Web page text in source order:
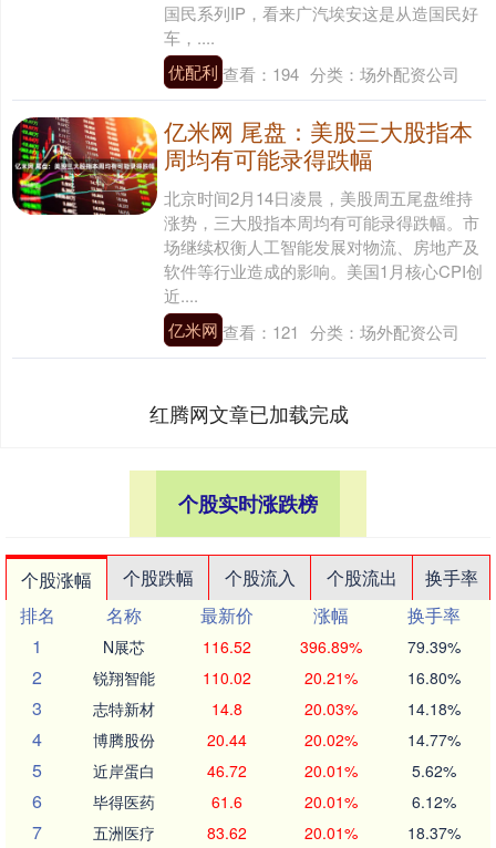
国民系列IP，看来广汽埃安这是从造国民好
车，....
优配利 查看： 194 分类： 场外配资公司
亿米网 尾盘：美股三大股指本
周均有可能录得跌幅
北京时间2月14日凌晨，美股周五尾盘维持
涨势，三大股指本周均有可能录得跌幅。市
场继续权衡人工智能发展对物流、房地产及
软件等行业造成的影响。美国1月核心CPI创
近....
亿米网 查看： 121 分类： 场外配资公司
红腾网文章已加载完成
个股实时涨跌榜
个股涨幅 个股跌幅 个股流入 个股流出
换手率
排名
名称 最新价 涨幅
换手率
1
N展芯 116.52 396.89% 79.39%
2 锐翔智能 110.02 20.21% 16.80%
3 志特新材 14.8 20.03% 14.18%
4 博腾股份 20.44 20.02% 14.77%
5 近岸蛋白 46.72 20.01% 5.62%
6 毕得医药 61.6 20.01% 6.12%
7 五洲医疗 83.62 20.01% 18.37%